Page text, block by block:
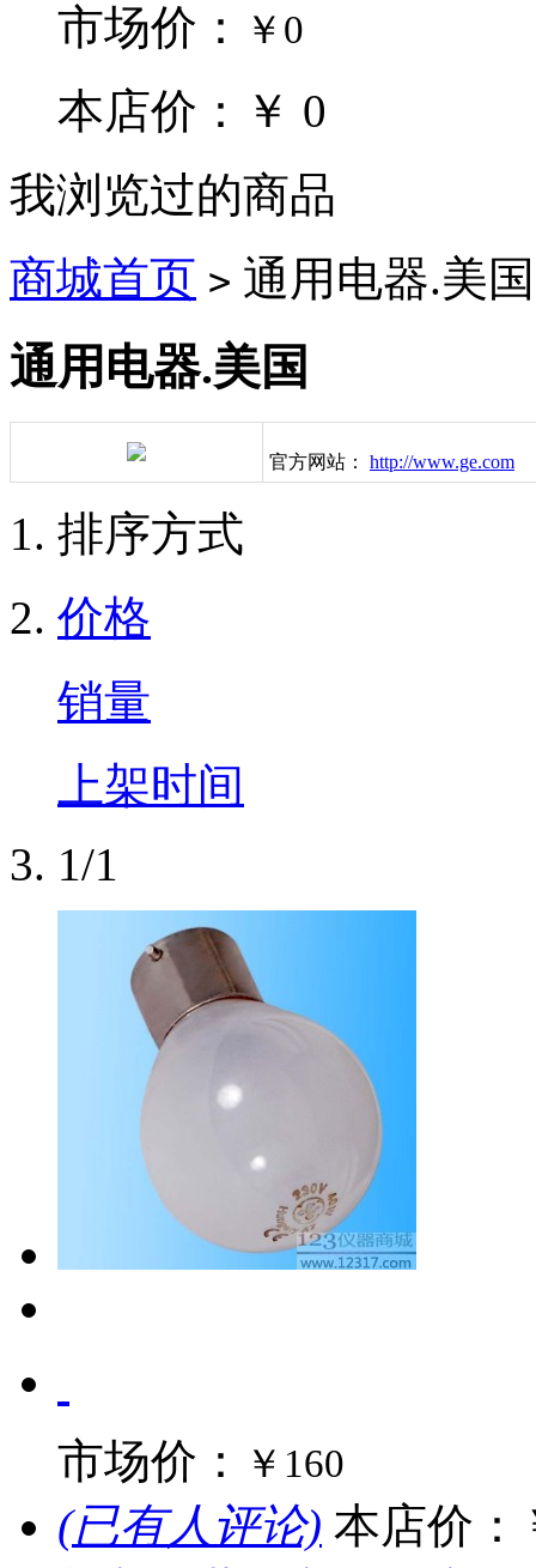
市场价：
￥0
本店价：￥ 0
我浏览过的商品
商城首页 > 通用电器.美国
通用电器.美国
官方网站： http://www.ge.com
排序方式
价格
销量
上架时间
1/1
市场价： ￥160
(已有人评论) 本店价：